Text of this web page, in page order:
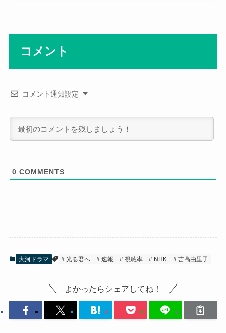
コメント
コメント通知設定
0 COMMENTS
大河ドラマ 光る君へ 速報 視聴率 NHK 吉高由里子
よかったらシェアしてね！